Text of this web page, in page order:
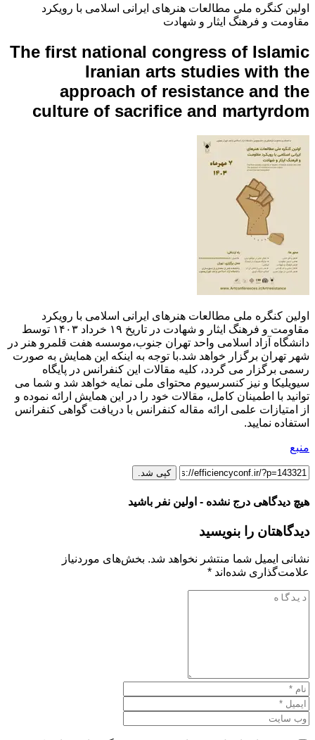
اولین کنگره ملی مطالعات هنرهای ایرانی اسلامی با رویکرد
مقاومت و فرهنگ ایثار و شهادت
The first national congress of Islamic
Iranian arts studies with the
approach of resistance and the
culture of sacrifice and martyrdom
اولین کنگره ملی مطالعات هنرهای ایرانی اسلامی با رویکرد
مقاومت و فرهنگ ایثار و شهادت در تاریخ ۱۹ خرداد ۱۴۰۳ توسط
دانشگاه آزاد اسلامی واحد تهران جنوب،موسسه هفت قلمرو هنر در
شهر تهران برگزار خواهد شد.با توجه به اینکه این همایش به صورت
رسمی برگزار می گردد، کلیه مقالات این کنفرانس در پایگاه
سیویلیکا و نیز کنسرسیوم محتوای ملی نمایه خواهد شد و شما می
توانید با اطمینان کامل، مقالات خود را در این همایش ارائه نموده و
از امتیازات علمی ارائه مقاله کنفرانس با دریافت گواهی کنفرانس
استفاده نمایید.
منبع
کپی شد.
هیچ دیدگاهی درج نشده - اولین نفر باشید
دیدگاهتان را بنویسید
نشانی ایمیل شما منتشر نخواهد شد. بخش‌های موردنیاز
علامت‌گذاری شده‌اند *